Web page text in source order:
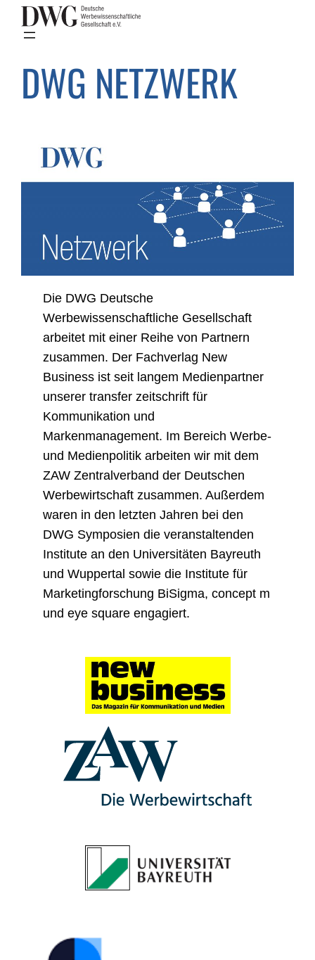
Zum
Inhalt
DWG NETZWERK
Die DWG Deutsche
Werbewissenschaftliche Gesellschaft
arbeitet mit einer Reihe von Partnern
zusammen. Der Fachverlag New
Business ist seit langem Medienpartner
unserer transfer zeitschrift für
Kommunikation und
Markenmanagement. Im Bereich Werbe-
und Medienpolitik arbeiten wir mit dem
ZAW Zentralverband der Deutschen
Werbewirtschaft zusammen. Außerdem
waren in den letzten Jahren bei den
DWG Symposien die veranstaltenden
Institute an den Universitäten Bayreuth
und Wuppertal sowie die Institute für
Marketingforschung BiSigma, concept m
und eye square engagiert.